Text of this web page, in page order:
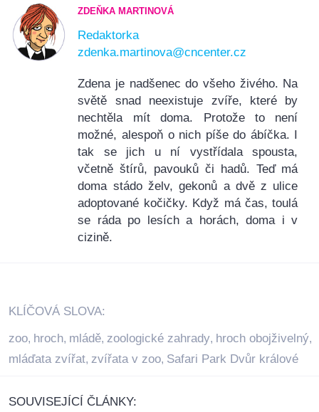
ZDEŇKA MARTINOVÁ
Redaktorka
zdenka.martinova@cncenter.cz
Zdena je nadšenec do všeho živého. Na
světě snad neexistuje zvíře, které by
nechtěla mít doma. Protože to není
možné, alespoň o nich píše do ábíčka. I
tak se jich u ní vystřídala spousta,
včetně štírů, pavouků či hadů. Teď má
doma stádo želv, gekonů a dvě z ulice
adoptované kočičky. Když má čas, toulá
se ráda po lesích a horách, doma i v
cizině.
KLÍČOVÁ SLOVA:
zoo, hroch, mládě, zoologické zahrady, hroch obojživelný,
mláďata zvířat, zvířata v zoo, Safari Park Dvůr králové
SOUVISEJÍCÍ ČLÁNKY: